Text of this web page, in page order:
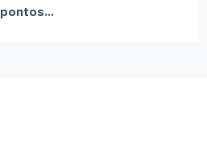
pontos...